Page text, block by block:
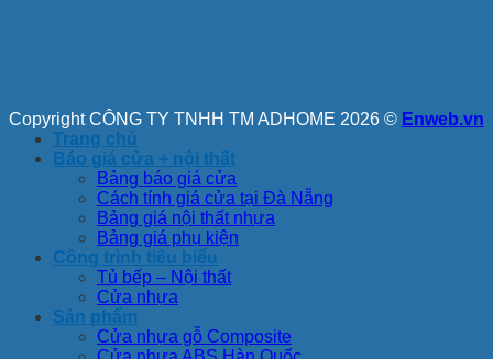
Copyright CÔNG TY TNHH TM ADHOME 2026 © Enweb.vn
Trang chủ
Báo giá cửa + nội thất
Bảng báo giá cửa
Cách tính giá cửa tại Đà Nẵng
Bảng giá nội thất nhựa
Bảng giá phụ kiện
Công trình tiêu biểu
Tủ bếp – Nội thất
Cửa nhựa
Sản phẩm
Cửa nhựa gỗ Composite